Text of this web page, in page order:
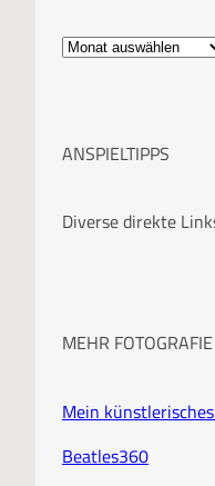
A
i
ANSPIELTIPPS
Diverse direkte
MEHR FOTOGRAFIE
Mein
Beatles360